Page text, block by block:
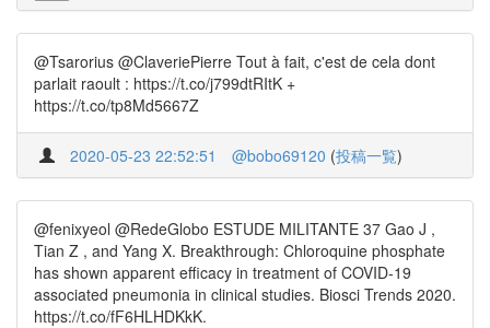
@Tsarorius @ClaveriePierre Tout à fait, c'est de cela dont
parlait raoult : https://t.co/j799dtRItK +
https://t.co/tp8Md5667Z
2020-05-23 22:52:51 @bobo69120 (投稿一覧)
@fenixyeol @RedeGlobo ESTUDE MILITANTE 37 Gao J ,
Tian Z , and Yang X. Breakthrough: Chloroquine phosphate
has shown apparent efficacy in treatment of COVID-19
associated pneumonia in clinical studies. Biosci Trends 2020.
https://t.co/fF6HLHDKkK.